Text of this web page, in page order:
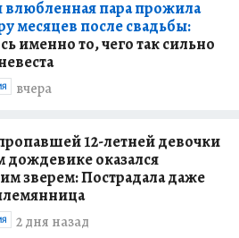
пара прожила
месяцев после свадьбы:
именно то, чего так сильно
вчера
12-летней девочки
дождевике оказался
зверем: Пострадала даже
2 дня назад